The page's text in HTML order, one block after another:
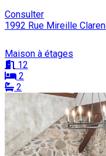
Consulter
1992 Rue Mireille
Maison à étages
12
2
2